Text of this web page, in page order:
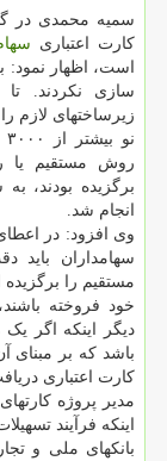
سمیه محمدی در
کارت اعتباری
است، اظهار نمود:
سازی نکردند.
زیرساختهای لازم
نو بیشتر از ۳۰۰۰ درخواست از جانب مشمولان
روش مستقیم یا
برگزیده بودند،
انجام شد.
وی افزود: در
سهامداران
مستقیم را
خود فروخته
دیگر اینکه اگر
باشد که بر مبنای
کارت اعتباری
مدیر پروژه
اینکه فرآیند
بانکهای ملی و